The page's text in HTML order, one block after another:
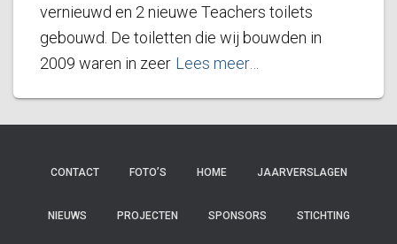
vernieuwd en 2 nieuwe Teachers toilets
gebouwd. De toiletten die wij bouwden in
2009 waren in zeer Lees meer…
CONTACT FOTO’S HOME JAARVERSLAGEN
NIEUWS PROJECTEN SPONSORS STICHTING